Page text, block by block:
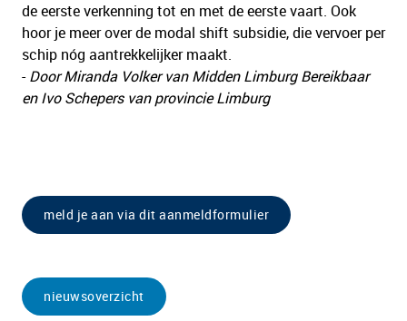
de eerste verkenning tot en met de eerste vaart. Ook
hoor je meer over de modal shift subsidie, die vervoer per
schip nóg aantrekkelijker maakt.
-Door Miranda Volker van Midden Limburg Bereikbaar
en Ivo Schepers van provincie Limburg
meld je aan via dit aanmeldformulier
nieuwsoverzicht